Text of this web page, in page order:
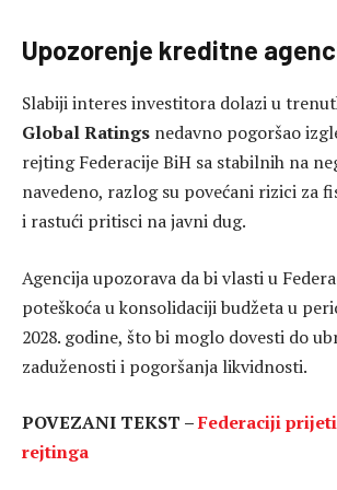
Upozorenje kreditne
Slabiji interes investitora dolazi u
Global Ratings nedavno pogoršao
rejting Federacije BiH sa stabilnih na
navedeno, razlog su povećani rizici za
i rastući pritisci na javni dug.
Agencija upozorava da bi vlasti u
poteškoća u konsolidaciji budžeta u
2028. godine, što bi moglo dovesti do
zaduženosti i pogoršanja likvidnosti.
POVEZANI TEKST –Federaciji
rejtinga